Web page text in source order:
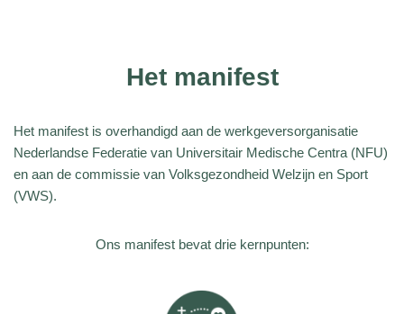
Het manifest
Het manifest is overhandigd aan de werkgeversorganisatie
Nederlandse Federatie van Universitair Medische Centra (NFU)
en aan de commissie van Volksgezondheid Welzijn en Sport
(VWS).
Ons manifest bevat drie kernpunten: